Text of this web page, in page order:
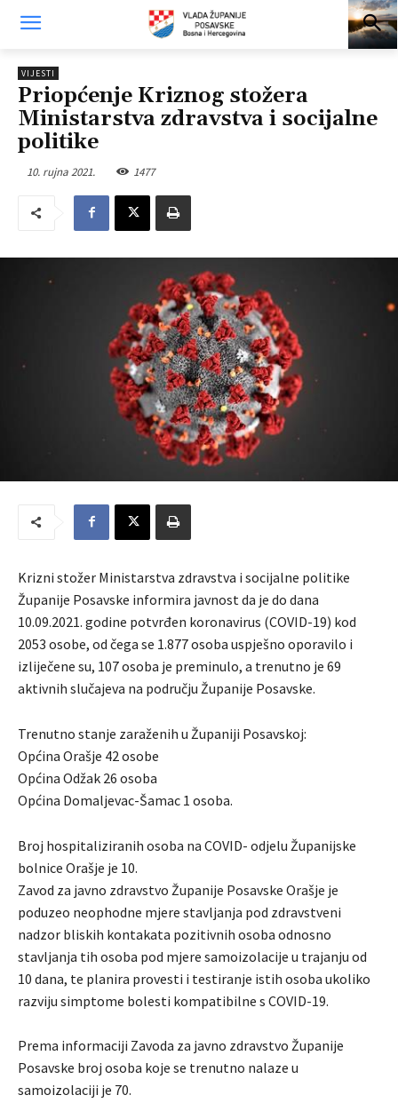
VIJESTI
Priopćenje Kriznog stožera
Ministarstva zdravstva i socijalne
politike
10. rujna 2021. 1477
Krizni stožer Ministarstva zdravstva i socijalne politike
Županije Posavske informira javnost da je do dana
10.09.2021. godine potvrđen koronavirus (COVID-19) kod
2053 osobe, od čega se 1.877 osoba uspješno oporavilo i
izliječene su, 107 osoba je preminulo, a trenutno je 69
aktivnih slučajeva na području Županije Posavske.
Trenutno stanje zaraženih u Županiji Posavskoj:
Općina Orašje 42 osobe
Općina Odžak 26 osoba
Općina Domaljevac-Šamac 1 osoba.
Broj hospitaliziranih osoba na COVID- odjelu Županijske
bolnice Orašje je 10.
Zavod za javno zdravstvo Županije Posavske Orašje je
poduzeo neophodne mjere stavljanja pod zdravstveni
nadzor bliskih kontakata pozitivnih osoba odnosno
stavljanja tih osoba pod mjere samoizolacije u trajanju od
10 dana, te planira provesti i testiranje istih osoba ukoliko
razviju simptome bolesti kompatibilne s COVID-19.
Prema informaciji Zavoda za javno zdravstvo Županije
Posavske broj osoba koje se trenutno nalaze u
samoizolaciji je 70.